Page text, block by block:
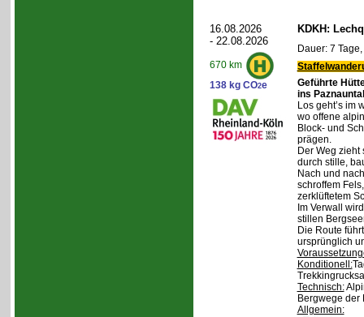
16.08.2026
- 22.08.2026
670 km
138 kg CO2e
KDKH:
Dauer: 7
Geführte
ins Paznauntal
Los geht’s im
wo offene
Block- und
prägen.
Der Weg
durch stille,
Nach und
schroffem
zerklüftetem
Im Verwall
stillen
Die Route
ursprünglich
Konditionell:
Technisch:
Bergwege
Allgemein: